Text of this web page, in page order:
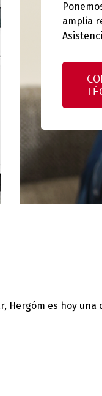
amplia
Hergóm es hoy